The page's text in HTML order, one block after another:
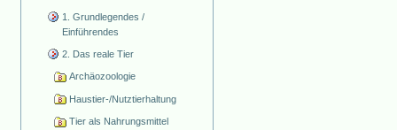
1. Grundlegendes /
Einführendes
2. Das reale Tier
Archäozoologie
Haustier-/Nutztierhaltung
Tier als Nahrungsmittel